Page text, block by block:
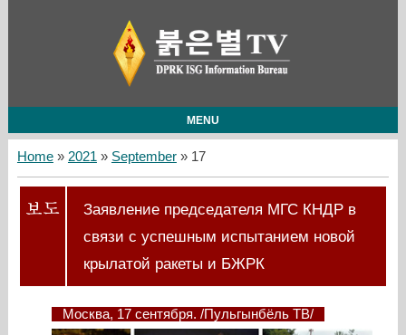
MENU
Home» 2021 » September » 17
Заявление председателя МГС КНДР в
связи с успешным испытанием новой
крылатой ракеты и БЖРК
Москва, 17 сентября. /Пульгынбёль ТВ/